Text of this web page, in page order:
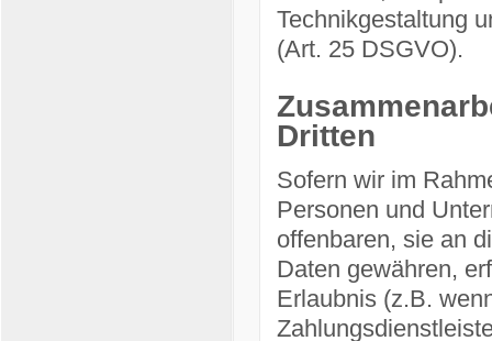
Technikgestaltung
(Art. 25 DSGVO).
Dritten
Sofern wir im
Personen und
offenbaren, sie an
Daten gewähren,
Erlaubnis (z.B.